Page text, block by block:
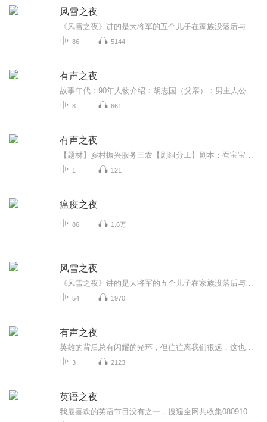
风雪之夜
86 5144
有声之夜
8 661
有声之夜
1 121
瘟疫之夜
86 1.6万
风雪之夜
54 1970
有声之夜
3 2123
英语之夜